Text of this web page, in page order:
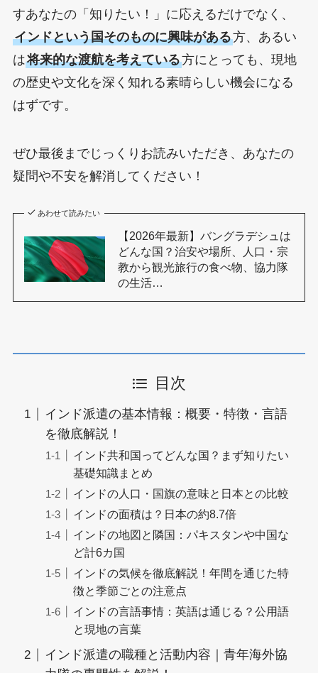
すあなたの「知りたい！」に応えるだけでなく、
インドという国そのものに興味がある方、あるい
は将来的な渡航を考えている方にとっても、現地
の歴史や文化を深く知れる素晴らしい機会になる
はずです。
ぜひ最後までじっくりお読みいただき、あなたの
疑問や不安を解消してください！
あわせて読みたい
【2026年最新】バングラデシュは
どんな国？治安や場所、人口・宗
教から観光旅行の食べ物、協力隊
の生活…
目次
インド派遣の基本情報：概要・特徴・言語
を徹底解説！
インド共和国ってどんな国？まず知りたい
基礎知識まとめ
インドの人口・国旗の意味と日本との比較
インドの面積は？日本の約8.7倍
インドの地図と隣国：パキスタンや中国な
ど計6カ国
インドの気候を徹底解説！年間を通じた特
徴と季節ごとの注意点
インドの言語事情：英語は通じる？公用語
と現地の言葉
インド派遣の職種と活動内容｜青年海外協